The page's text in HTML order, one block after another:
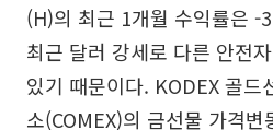
(H)의 최근 1개월 수익률은 -
최근 달러 강세로 다른 안전
있기 때문이다. KODEX 골드
소(COMEX)의 금선물 가격